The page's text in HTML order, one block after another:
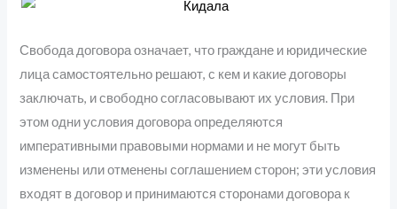
Свобода договора означает, что граждане и юридические
лица самостоятельно решают, с кем и какие договоры
заключать, и свободно согласовывают их условия. При
этом одни условия договора определяются
императивными правовыми нормами и не могут быть
изменены или отменены соглашением сторон; эти условия
входят в договор и принимаются сторонами договора к